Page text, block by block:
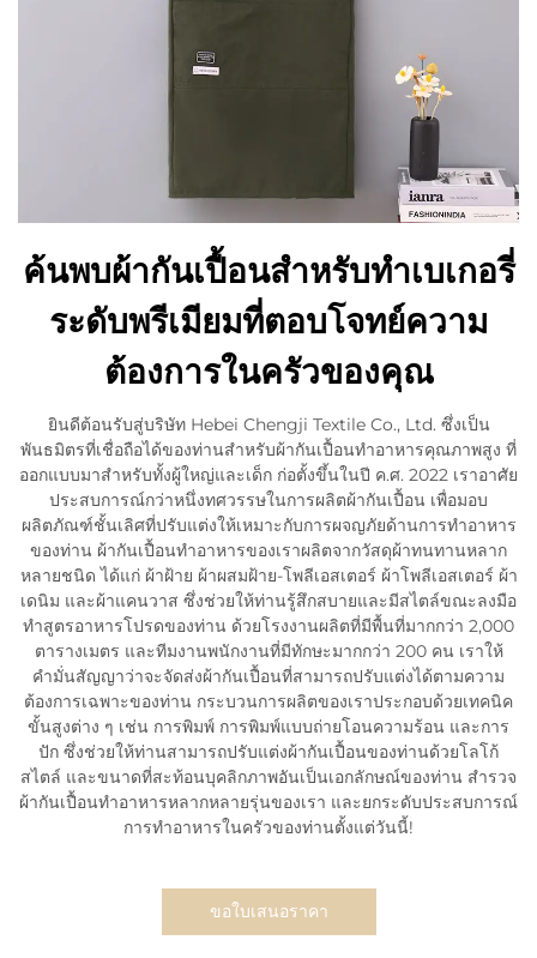
ค้นพบผ้ากันเปื้อนสำหรับทำเบเกอรี่
ระดับพรีเมียมที่ตอบโจทย์ความ
ต้องการในครัวของคุณ
ยินดีต้อนรับสู่บริษัท Hebei Chengji Textile Co., Ltd. ซึ่งเป็น
พันธมิตรที่เชื่อถือได้ของท่านสำหรับผ้ากันเปื้อนทำอาหารคุณภาพสูง ที่
ออกแบบมาสำหรับทั้งผู้ใหญ่และเด็ก ก่อตั้งขึ้นในปี ค.ศ. 2022 เราอาศัย
ประสบการณ์กว่าหนึ่งทศวรรษในการผลิตผ้ากันเปื้อน เพื่อมอบ
ผลิตภัณฑ์ชั้นเลิศที่ปรับแต่งให้เหมาะกับการผจญภัยด้านการทำอาหาร
ของท่าน ผ้ากันเปื้อนทำอาหารของเราผลิตจากวัสดุผ้าทนทานหลาก
หลายชนิด ได้แก่ ผ้าฝ้าย ผ้าผสมฝ้าย-โพลีเอสเตอร์ ผ้าโพลีเอสเตอร์ ผ้า
เดนิม และผ้าแคนวาส ซึ่งช่วยให้ท่านรู้สึกสบายและมีสไตล์ขณะลงมือ
ทำสูตรอาหารโปรดของท่าน ด้วยโรงงานผลิตที่มีพื้นที่มากกว่า 2,000
ตารางเมตร และทีมงานพนักงานที่มีทักษะมากกว่า 200 คน เราให้
คำมั่นสัญญาว่าจะจัดส่งผ้ากันเปื้อนที่สามารถปรับแต่งได้ตามความ
ต้องการเฉพาะของท่าน กระบวนการผลิตของเราประกอบด้วยเทคนิค
ขั้นสูงต่าง ๆ เช่น การพิมพ์ การพิมพ์แบบถ่ายโอนความร้อน และการ
ปัก ซึ่งช่วยให้ท่านสามารถปรับแต่งผ้ากันเปื้อนของท่านด้วยโลโก้
สไตล์ และขนาดที่สะท้อนบุคลิกภาพอันเป็นเอกลักษณ์ของท่าน สำรวจ
ผ้ากันเปื้อนทำอาหารหลากหลายรุ่นของเรา และยกระดับประสบการณ์
การทำอาหารในครัวของท่านตั้งแต่วันนี้!
ขอใบเสนอราคา